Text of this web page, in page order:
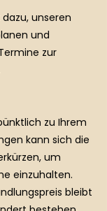
unseren
und
zur
zu Ihrem
kann sich die
um
einzuhalten.
bleibt